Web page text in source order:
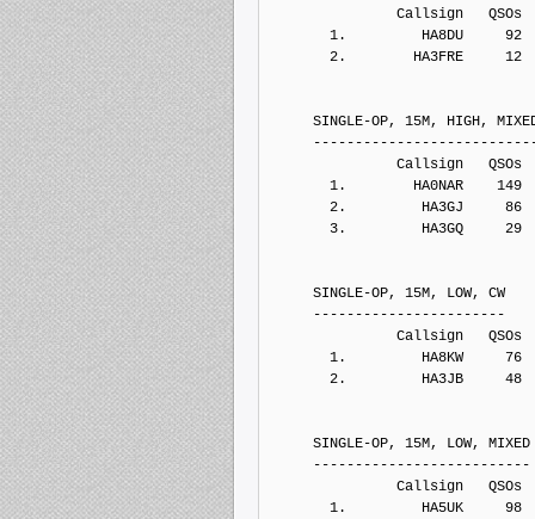
Callsign   QSOs  Points
1.         HA8DU     92
2.        HA3FRE     12
SINGLE-OP, 15M, HIGH,
Callsign   QSOs  Points
1.        HA0NAR    149
2.         HA3GJ     86
3.         HA3GQ     29
SINGLE-OP, 15M, LOW, CW
-----------------------
Callsign   QSOs  Points
1.         HA8KW     76
2.         HA3JB     48
SINGLE-OP, 15M, LOW, MIXED
--------------------------
Callsign   QSOs  Points
1.         HA5UK     98